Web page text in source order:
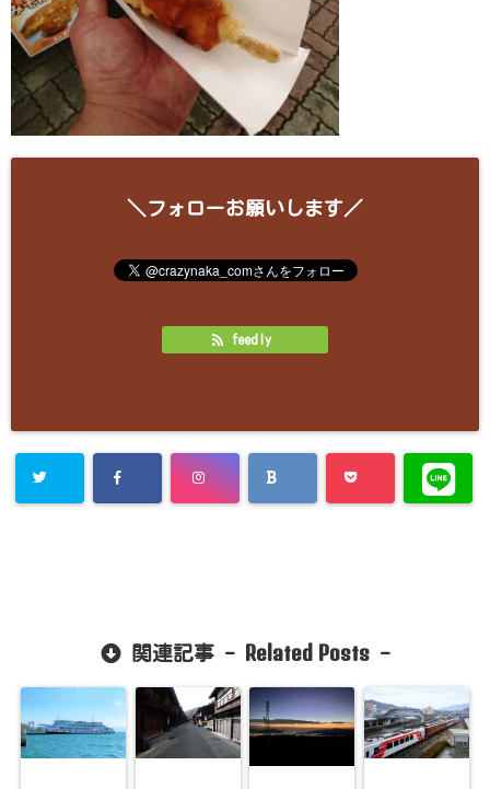
＼フォローお願いします／
feedly
関連記事 - Related Posts-